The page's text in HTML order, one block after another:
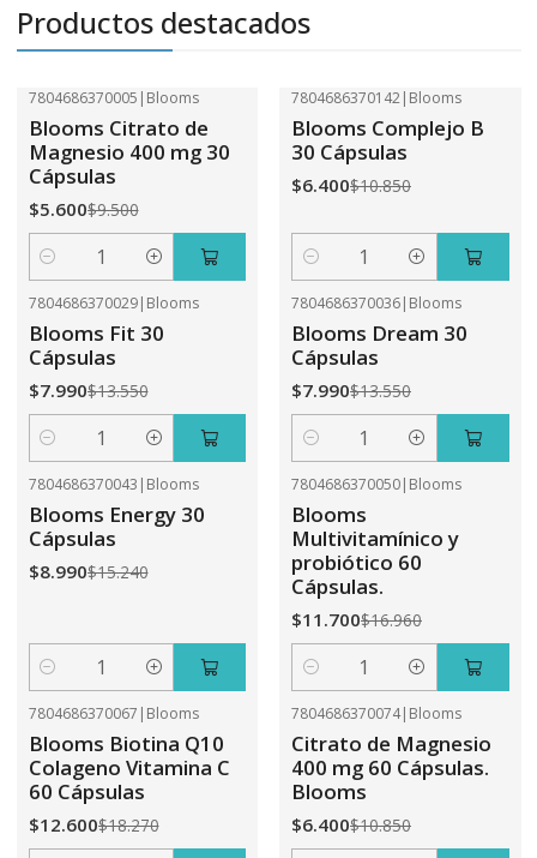
Productos destacados
7804686370005 | Blooms
Blooms Citrato de
Magnesio 400 mg 30
Cápsulas
$5.600$9.500
Cantidad
7804686370142| Blooms
Blooms Complejo B
30 Cápsulas
$6.400$10.850
Cantidad
7804686370029| Blooms
Blooms Fit 30
Cápsulas
$7.990$13.550
Cantidad
7804686370036| Blooms
Blooms Dream 30
Cápsulas
$7.990$13.550
Cantidad
7804686370043 | Blooms
Blooms Energy 30
Cápsulas
$8.990$15.240
Cantidad
7804686370050| Blooms
Blooms
Multivitamínico y
probiótico 60
Cápsulas.
$11.700$16.960
Cantidad
7804686370067 | Blooms
Blooms Biotina Q10
Colageno Vitamina C
60 Cápsulas
$12.600$18.270
7804686370074| Blooms
Citrato de Magnesio
400 mg 60 Cápsulas.
Blooms
$6.400$10.850